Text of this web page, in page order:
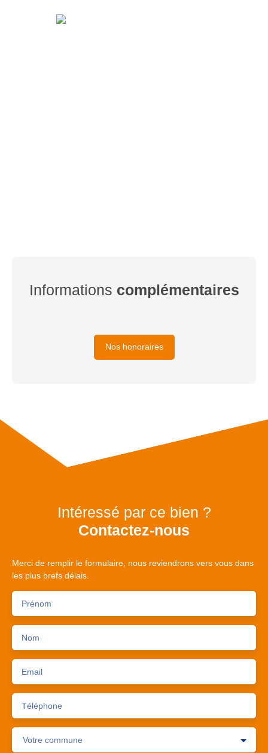
Informations complémentaires
Nos honoraires
Intéressé par ce bien ?
Contactez-nous
Merci de remplir le formulaire, nous reviendrons vers vous dans
les plus brefs délais.
Prénom
Nom
Email
Téléphone
Votre commune